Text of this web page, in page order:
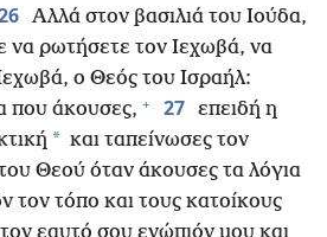
Αλλά στον βασιλιά του Ιούδα,
να ρωτήσετε τον Ιεχωβά, να
ο Θεός του Ισραήλ:
που άκουσες, + 27 επειδή η
* και ταπείνωσες τον
Θεού όταν άκουσες τα λόγια
τον τόπο και τους κατοίκους